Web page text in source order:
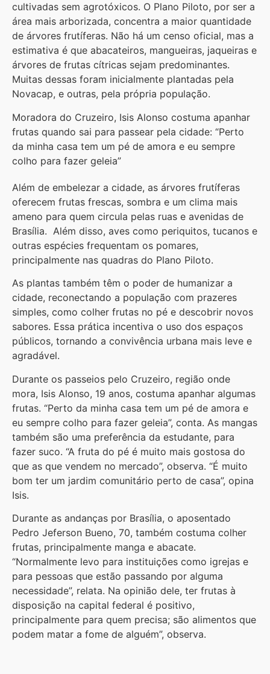
cultivadas sem agrotóxicos. O Plano Piloto, por ser a
área mais arborizada, concentra a maior quantidade
de árvores frutíferas. Não há um censo oficial, mas a
estimativa é que abacateiros, mangueiras, jaqueiras e
árvores de frutas cítricas sejam predominantes.
Muitas dessas foram inicialmente plantadas pela
Novacap, e outras, pela própria população.
Moradora do Cruzeiro, Isis Alonso costuma apanhar
frutas quando sai para passear pela cidade: “Perto
da minha casa tem um pé de amora e eu sempre
colho para fazer geleia”
Além de embelezar a cidade, as árvores frutíferas
oferecem frutas frescas, sombra e um clima mais
ameno para quem circula pelas ruas e avenidas de
Brasília. Além disso, aves como periquitos, tucanos e
outras espécies frequentam os pomares,
principalmente nas quadras do Plano Piloto.
As plantas também têm o poder de humanizar a
cidade, reconectando a população com prazeres
simples, como colher frutas no pé e descobrir novos
sabores. Essa prática incentiva o uso dos espaços
públicos, tornando a convivência urbana mais leve e
agradável.
Durante os passeios pelo Cruzeiro, região onde
mora, Isis Alonso, 19 anos, costuma apanhar algumas
frutas. “Perto da minha casa tem um pé de amora e
eu sempre colho para fazer geleia”, conta. As mangas
também são uma preferência da estudante, para
fazer suco. “A fruta do pé é muito mais gostosa do
que as que vendem no mercado”, observa. “É muito
bom ter um jardim comunitário perto de casa”, opina
Isis.
Durante as andanças por Brasília, o aposentado
Pedro Jeferson Bueno, 70, também costuma colher
frutas, principalmente manga e abacate.
“Normalmente levo para instituições como igrejas e
para pessoas que estão passando por alguma
necessidade”, relata. Na opinião dele, ter frutas à
disposição na capital federal é positivo,
principalmente para quem precisa; são alimentos que
podem matar a fome de alguém”, observa.